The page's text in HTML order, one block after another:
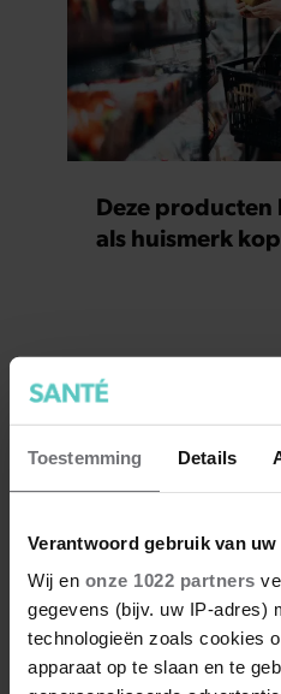
Toestemming Details
Verantwoord gebruik van uw
Wij en onze 1022 partners
gegevens (bijv. uw IP-adres)
technologieën zoals cookies
apparaat op te slaan en te
Deze producten
als huismerk